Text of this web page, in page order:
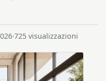
·725 visualizzazioni